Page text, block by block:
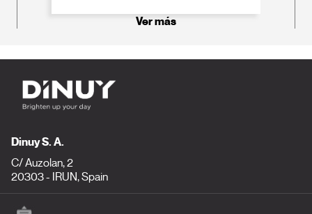
Ver más
Dinuy S. A.
C/ Auzolan, 2
20303 - IRUN, Spain